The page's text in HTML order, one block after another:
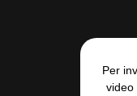
Per
video